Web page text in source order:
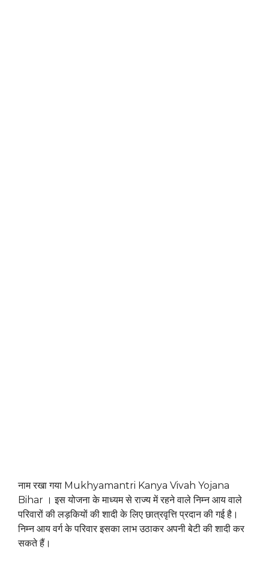
नाम रखा गया Mukhyamantri Kanya Vivah Yojana
Bihar । इस योजना के माध्यम से राज्य में रहने वाले निम्न आय वाले
परिवारों की लड़कियों की शादी के लिए छात्रवृत्ति प्रदान की गई है।
निम्न आय वर्ग के परिवार इसका लाभ उठाकर अपनी बेटी की शादी कर
सकते हैं।